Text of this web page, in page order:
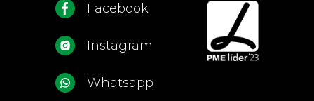
Facebook
Instagram
Whatsapp